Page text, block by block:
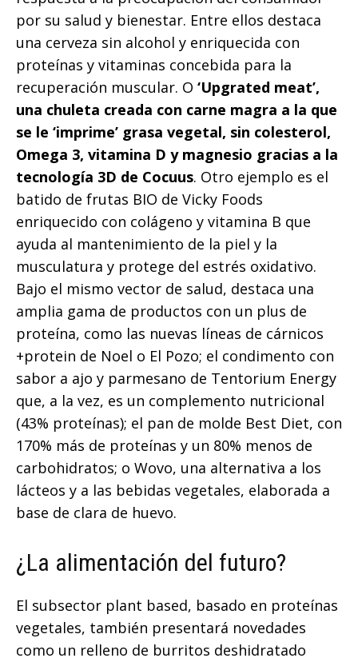
por su salud y bienestar. Entre ellos destaca
una cerveza sin alcohol y enriquecida con
proteínas y vitaminas concebida para la
recuperación muscular. O ‘Upgrated meat’,
una chuleta creada con carne magra a la que
se le ‘imprime’ grasa vegetal, sin colesterol,
Omega 3, vitamina D y magnesio gracias a la
tecnología 3D de Cocuus. Otro ejemplo es el
batido de frutas BIO de Vicky Foods
enriquecido con colágeno y vitamina B que
ayuda al mantenimiento de la piel y la
musculatura y protege del estrés oxidativo.
Bajo el mismo vector de salud, destaca una
amplia gama de productos con un plus de
proteína, como las nuevas líneas de cárnicos
+protein de Noel o El Pozo; el condimento con
sabor a ajo y parmesano de Tentorium Energy
que, a la vez, es un complemento nutricional
(43% proteínas); el pan de molde Best Diet, con
170% más de proteínas y un 80% menos de
carbohidratos; o Wovo, una alternativa a los
lácteos y a las bebidas vegetales, elaborada a
base de clara de huevo.
¿La alimentación del futuro?
El subsector plant based, basado en proteínas
vegetales, también presentará novedades
como un relleno de burritos deshidratado